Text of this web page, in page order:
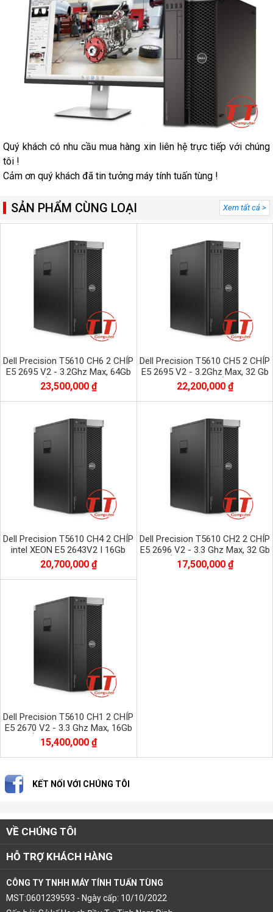
Quý khách có nhu cầu mua hàng xin liên hệ trực tiếp với chúng
tôi !
Cảm ơn quý khách đã tin tưởng máy tính tuấn tùng !
Xem tất cả >
SẢN PHẨM CÙNG LOẠI
Dell Precision T5610 CH6 2 CHÍP
E5 2695 V2 - 3.2Ghz Max, 64Gb
DDR3 - Ổ SSD 250Gb+2000G
23,500,000 ₫
Dell Precision T5610 CH5 2 CHÍP
E5 2695 V2 - 3.2Ghz Max, 32 Gb
DDR3 - Hỗ trợ ECC, Ổ SSD 240Gb
22,200,000 ₫
Dell Precision T5610 CH4 2 CHÍP
intel XEON E5 2643V2 I 16Gb
ECC-R I SSD 240Gb + HDD
2000Gb I
20,700,000 ₫
Dell Precision T5610 CH2 2 CHÍP
E5 2696 V2 - 3.3 Ghz Max, 32 Gb
DDR3 Ổ SSD - 250 Gb, 1Tb HDD
17,500,000 ₫
Dell Precision T5610 CH1 2 CHÍP
E5 2670 V2 - 3.3 Ghz Max, 16Gb
DDR3, Ổ SSD - 256 Gb+HDD500G
15,400,000 ₫
KẾT NỐI VỚI CHÚNG TÔI
VỀ CHÚNG TÔI
HỖ TRỢ KHÁCH HÀNG
CÔNG TY TNHH MÁY TÍNH TUẤN TÙNG
MST:0601239593 - Ngày cấp: 10/10/2022